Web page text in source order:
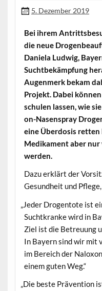
5. Dezember 2019
Bei ihrem
die neue
Daniela Lud­wig,
Sucht­bekämp­fung
Augen­merk bekam
Pro­jekt. Dabei
schulen lassen, wie
on-Nasen­spray
eine Über­do­sis ret­ten
Medika­ment aber
werden.
Dazu erk­lärt der
Gesund­heit und
„Jed­er Dro­gen­tote ist
Suchtkranke wird in
Ziel ist die Betreu­ung
In Bay­ern sind wir mit
im Bere­ich der
einem guten Weg.“
„Die beste Präven­tion